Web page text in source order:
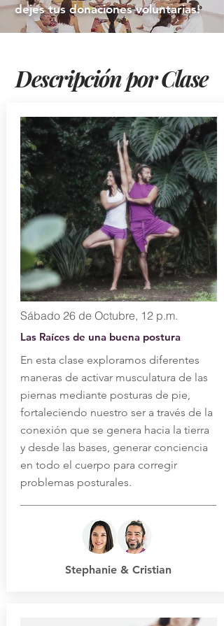
dejes tus donaciones voluntarias!
Descripción por Clase
Sábado 26 de Octubre, 12 p.m.
Las Raíces de una buena postura
En esta clase exploramos diferentes
maneras de activar musculatura de las
piernas mediante posturas de pie,
fortaleciendo nuestro ser a través de la
conexión que se genera hacia la tierra
y desde las bases, generar conciencia
en todo el cuerpo para corregir
problemas posturales.
Stephanie & Cristian